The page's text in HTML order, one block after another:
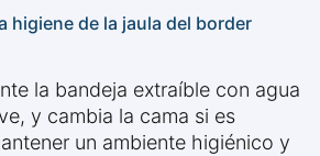
higiene de la jaula del border
la bandeja extraíble con agua
y cambia la cama si es
un ambiente higiénico y